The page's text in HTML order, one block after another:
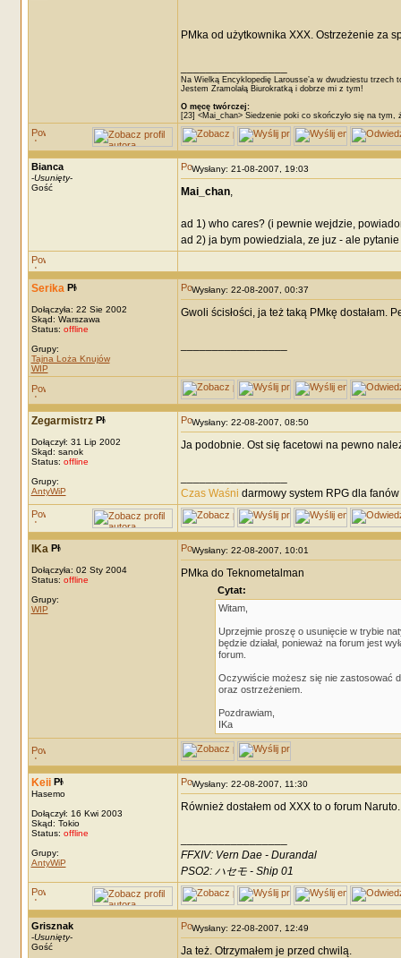
PMka od użytkownika XXX. Ostrzeżenie za
Na Wielką Encyklopedię Larousse’a w dwudziestu trzech
Jestem Zramolałą Biurokratką i dobrze mi z tym!
O męcę twórczej:
[23] <Mai_chan> Siedzenie poki co skończyło się na
Bianca
-Usunięty-
Gość
Wysłany: 21-08-2007, 19:03
Mai_chan,
ad 1) who cares? (i pewnie wejdzie,
ad 2) ja bym powiedziala, ze juz - ale
Serika
Dołączyła: 22 Sie 2002
Skąd: Warszawa
Status: offline
Grupy:
Tajna Loża Knujów
WIP
Wysłany: 22-08-2007, 00:37
Gwoli ścisłości, ja też taką PMkę dostałam.
Zegarmistrz
Dołączył: 31 Lip 2002
Skąd: sanok
Status: offline
Grupy:
AntyWiP
Wysłany: 22-08-2007, 08:50
Ja podobnie. Ost się facetowi na pewno
Czas Waśni darmowy system RPG dla
IKa
Dołączyła: 02 Sty 2004
Status: offline
Grupy:
WIP
Wysłany: 22-08-2007, 10:01
PMka do Teknometalman
Cytat:
Witam,
Uprzejmie proszę o usunięcie w trybie
będzie działał, ponieważ na forum jest
forum.
Oczywiście możesz się nie zastosować
oraz ostrzeżeniem.
Pozdrawiam,
IKa
Keii
Hasemo
Dołączył: 16 Kwi 2003
Skąd: Tokio
Status: offline
Grupy:
AntyWiP
Wysłany: 22-08-2007, 11:30
Również dostałem od XXX to o forum Naruto.
FFXIV: Vern Dae - Durandal
PSO2: ハセモ - Ship 01
Grisznak
-Usunięty-
Gość
Wysłany: 22-08-2007, 12:49
Ja też. Otrzymałem je przed chwilą.